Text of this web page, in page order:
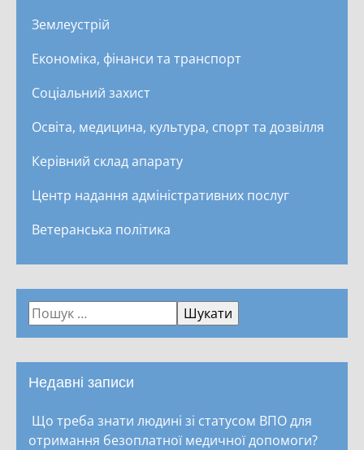
Землеустрій
Економіка, фінанси та транспорт
Соціальний захист
Освіта, медицина, культура, спорт та дозвілля
Керівний склад апарату
Центр надання адміністративних послуг
Ветеранська політика
Недавні записи
Що треба знати людині зі статусом ВПО для
отримання безоплатної медичної допомоги?